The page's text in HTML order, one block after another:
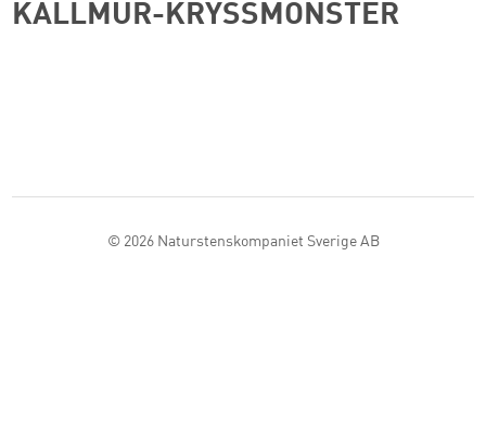
KALLMUR-KRYSSMONSTER
© 2026 Naturstenskompaniet Sverige AB